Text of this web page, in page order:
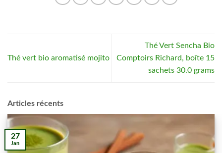
Thé vert bio aromatisé mojito
Thé Vert Sencha Bio
Comptoirs Richard, boîte 15
sachets 30.0 grams
Articles récents
27
Jan